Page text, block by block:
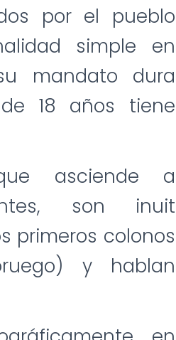
por el pueblo
simple en
mandato dura
18 años tiene
asciende a
son inuit
primeros colonos
y hablan